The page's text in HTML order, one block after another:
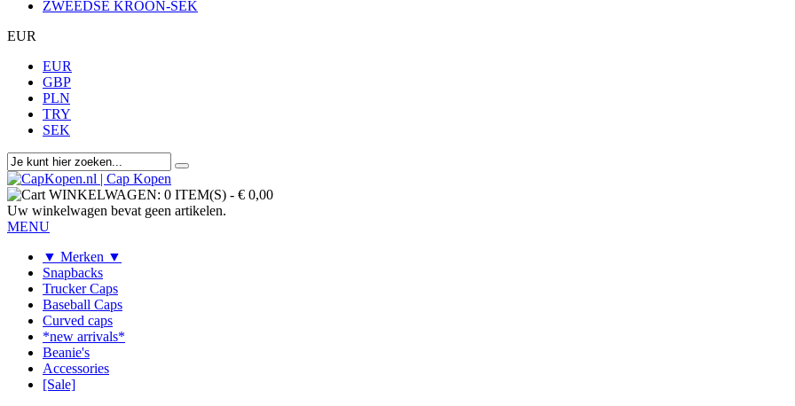
ZWEEDSE KROON-SEK
EUR
EUR
GBP
PLN
TRY
SEK
WINKELWAGEN: 0 ITEM(S) - € 0,00
Uw winkelwagen bevat geen artikelen.
MENU
▼ Merken ▼
Snapbacks
Trucker Caps
Baseball Caps
Curved caps
*new arrivals*
Beanie's
Accessories
[Sale]